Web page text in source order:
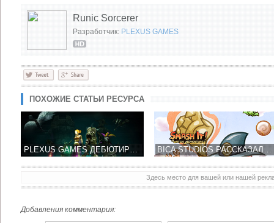
Runic Sorcerer
Разработчик: PLEXUS GAMES
ПОХОЖИЕ СТАТЬИ РЕСУРСА
PLEXUS GAMES ДЕБЮТИРОВАЛ С НОВОЙ RTS ИГРОЙ RUNIC SORCERER BICA STUDIOS РАССКАЗАЛА О ПРЕДСТОЯЩЕЙ ИГРЕ SMASH IT! ADVENTURIES
Здесь место для вашей или нашей
Добавления комментария: